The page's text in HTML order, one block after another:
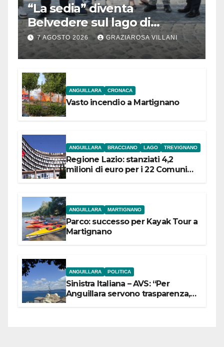
“La sedia” diventa
Belvedere sul lago di
Bracciano: ieri
l’inaugurazione
7 AGOSTO 2026 GRAZIAROSA VILLANI
ANGUILLARA CRONACA
Vasto incendio a Martignano
ANGUILLARA BRACCIANO LAGO TREVIGNANO
Regione Lazio: stanziati 4,2
milioni di euro per i 22 Comuni
ANGUILLARA MARTIGNANO
Parco: successo per Kayak Tour a
Martignano
ANGUILLARA POLITICA
Sinistra Italiana – AVS: “Per
Anguillara servono trasparenza,